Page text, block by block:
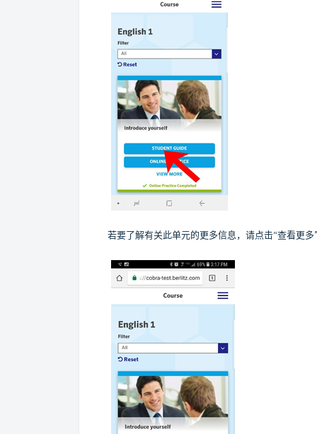
若要了解有关此单元的更多信息，请点击“查看更多